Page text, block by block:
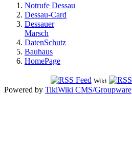
Notrufe Dessau
Dessau-Card
Dessauer
Marsch
DatenSchutz
Bauhaus
HomePage
Wiki
Powered by TikiWiki CMS/Groupware